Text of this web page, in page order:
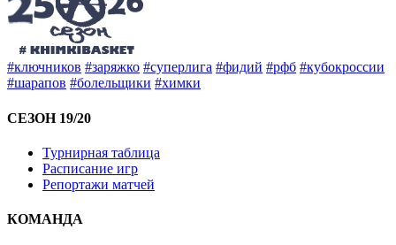
#ключников #заряжко #суперлига #фидий #рфб #кубокроссии
#шарапов #болельщики #химки
СЕЗОН 19/20
Турнирная таблица
Расписание игр
Репортажи матчей
КОМАНДА